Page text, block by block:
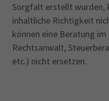
‎Sorgfalt erstellt wurden,
inhaltliche Richtigkeit
können eine Beratung
‎Rechtsanwalt,
etc.) nicht ersetzen.‎